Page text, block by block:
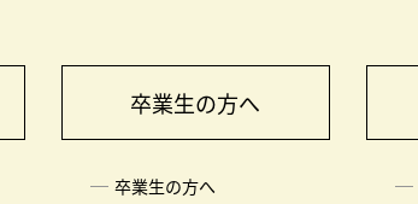
卒業生の方へ
卒業生の方へ